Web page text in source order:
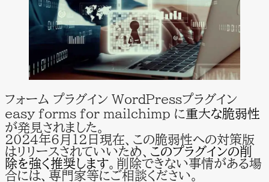
フォーム プラグイン WordPressプラグイン
easy forms for mailchimp に重大な脆弱性
が発見されました。
2024年6月１２日現在、この脆弱性への対策版
はリリースされていいため、 このプラグインの削
除を強く推奨します。削除できない事情がある場
合には、専門家等にご相談ください。